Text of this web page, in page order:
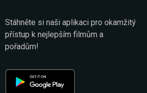
Stáhněte si naši aplikaci pro okamžitý
přístup k nejlepším filmům a
pořadům!